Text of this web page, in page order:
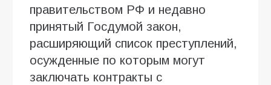
правительством РФ и недавно
принятый Госдумой закон,
расширяющий список преступлений,
осужденные по которым могут
заключать контракты с